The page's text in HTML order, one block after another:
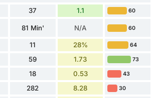
37 1.1 60
81 Min' N/A 60
11 28% 64
59 1.73 73
18 0.53 43
282 8.28 30